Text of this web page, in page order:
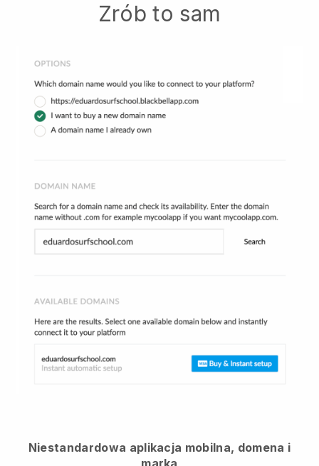
Zrób to sam
Niestandardowa aplikacja mobilna, domena i